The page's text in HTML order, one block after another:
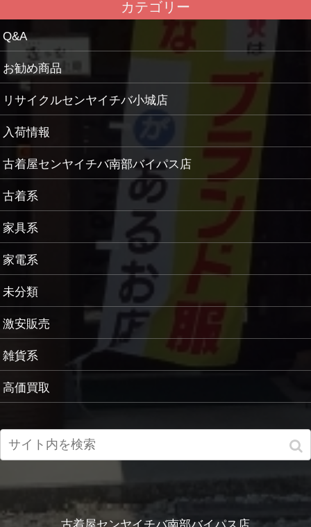
カテゴリー
Q&A
お勧め商品
リサイクルセンヤイチバ小城店
入荷情報
古着屋センヤイチバ南部バイパス店
古着系
家具系
家電系
未分類
激安販売
雑貨系
高価買取